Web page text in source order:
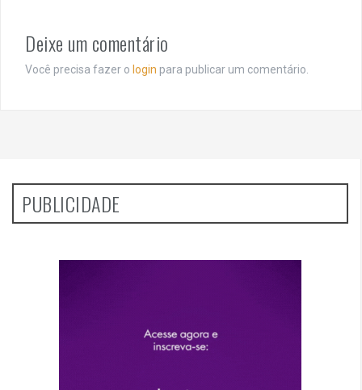
Deixe um comentário
Você precisa fazer o login para publicar um comentário.
PUBLICIDADE